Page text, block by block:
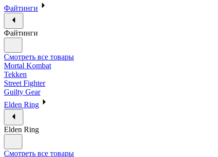
Файтинги
Файтинги
Смотреть все товары
Mortal Kombat
Tekken
Street Fighter
Guilty Gear
Elden Ring
Elden Ring
Смотреть все товары